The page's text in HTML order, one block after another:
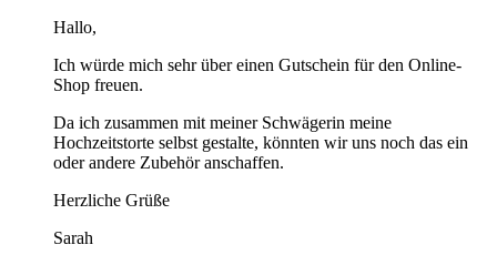
Hallo,
Ich würde mich sehr über einen Gutschein für den Online-
Shop freuen.
Da ich zusammen mit meiner Schwägerin meine
Hochzeitstorte selbst gestalte, könnten wir uns noch das ein
oder andere Zubehör anschaffen.
Herzliche Grüße
Sarah